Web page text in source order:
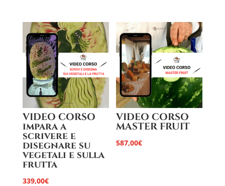
VIDEO CORSO
impara a
scrivere e
disegnare su
vegetali e sulla
frutta
339,00€
VIDEO CORSO
MASTER FRUIT
587,00€